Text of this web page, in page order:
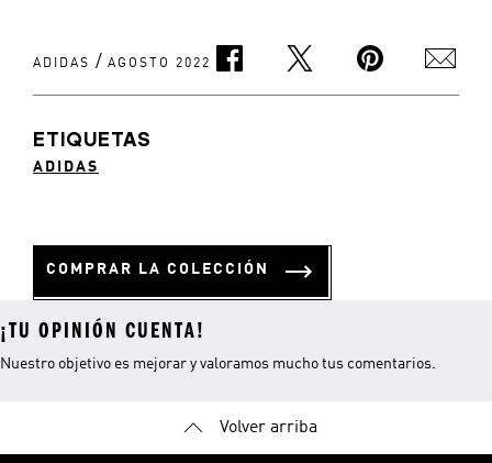
ADIDAS / AGOSTO 2022
ETIQUETAS
ADIDAS
COMPRAR LA COLECCIÓN
¡TU OPINIÓN CUENTA!
Nuestro objetivo es mejorar y valoramos mucho tus comentarios.
Volver arriba